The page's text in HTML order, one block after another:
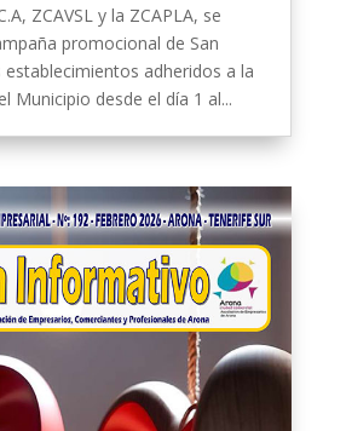
ZCAVSL y la ZCAPLA, se
promocional de San
establecimientos adheridos a la
Municipio desde el día 1 al...